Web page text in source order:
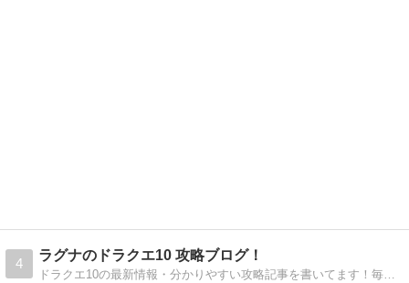
4
ラグナのドラクエ10 攻略ブログ！
ドラクエ10の最新情報・分かりやすい攻略記事を書いてます！毎日更新！